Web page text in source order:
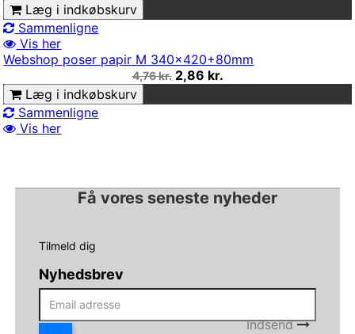
Læg i indkøbskurv
Sammenligne
Vis her
Webshop poser papir M 340x420+80mm
4,76 kr. 2,86 kr.
Læg i indkøbskurv
Sammenligne
Vis her
Få vores seneste nyheder
Tilmeld dig
Nyhedsbrev
Indsend